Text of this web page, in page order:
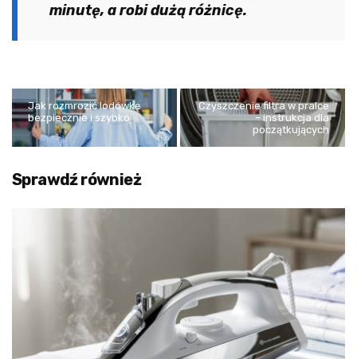
minutę, a robi dużą różnicę.
Jak rozmrozić lodówkę
bezpiecznie i szybko
Czyszczenie filtra w pralce
– instrukcja dla
początkujących
Sprawdź również